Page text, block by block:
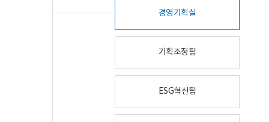
경영기획실
기획조정팀
ESG혁신팀